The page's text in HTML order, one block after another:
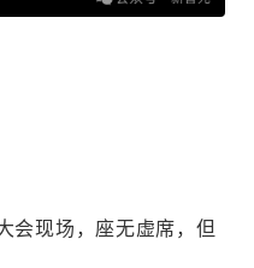
会现场，座无虚席，但